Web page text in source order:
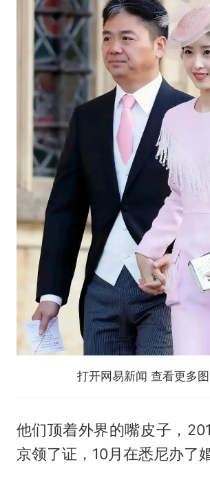
打开网易新闻 查看更多
他们顶着外界的嘴皮子，
京领了证，10月在悉尼办了